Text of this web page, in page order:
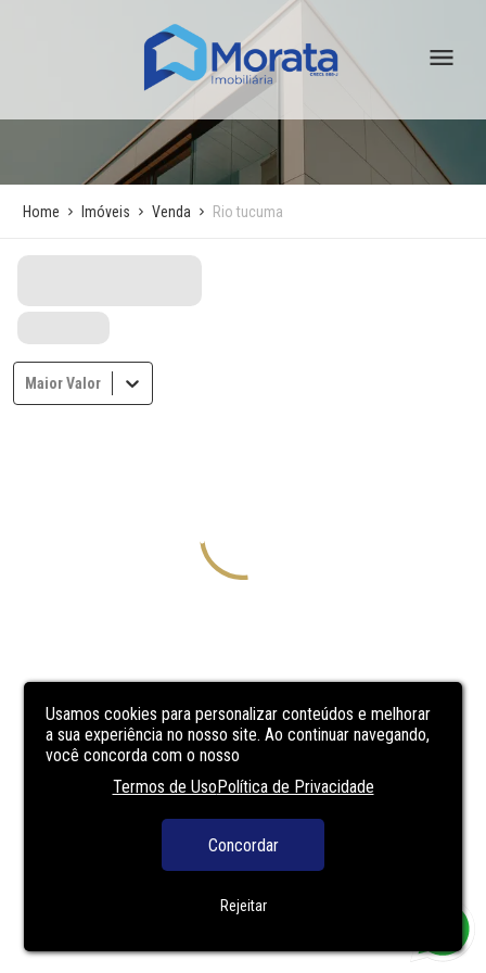
Usamos cookies para personalizar conteúdos e melhorar
a sua experiência no nosso site. Ao continuar navegando,
você concorda com o nosso
Termos de UsoPolítica de Privacidade
Concordar
Rejeitar
Home Imóveis Venda Rio tucuma
Maior Valor